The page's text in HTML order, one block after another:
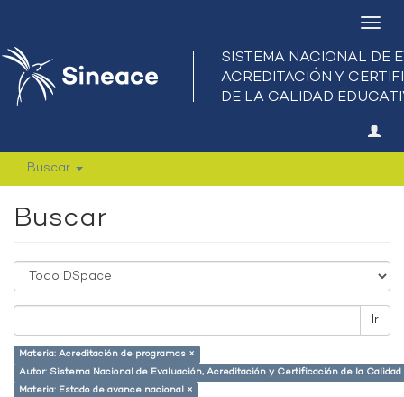
Buscar
Buscar
Ir
Materia: Acreditación de programas ×
Autor: Sistema Nacional de Evaluación, Acreditación y Certificación de la
Materia: Estado de avance nacional ×